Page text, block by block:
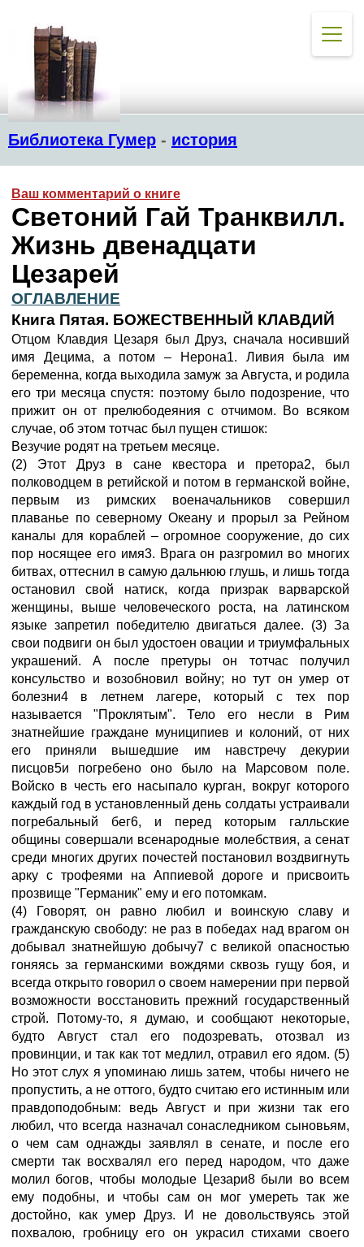
Библиотека Гумер - история
Ваш комментарий о книге
Светоний Гай Транквилл.
Жизнь двенадцати
Цезарей
ОГЛАВЛЕНИЕ
Книга Пятая. БОЖЕСТВЕННЫЙ КЛАВДИЙ
Отцом Клавдия Цезаря был Друз, сначала носивший
имя Децима, а потом – Нерона1. Ливия была им
беременна, когда выходила замуж за Августа, и родила
его три месяца спустя: поэтому было подозрение, что
прижит он от прелюбодеяния с отчимом. Во всяком
случае, об этом тотчас был пущен стишок:
Везучие родят на третьем месяце.
(2) Этот Друз в сане квестора и претора2, был
полководцем в ретийской и потом в германской войне,
первым из римских военачальников совершил
плаванье по северному Океану и прорыл за Рейном
каналы для кораблей – огромное сооружение, до сих
пор носящее его имя3. Врага он разгромил во многих
битвах, оттеснил в самую дальнюю глушь, и лишь тогда
остановил свой натиск, когда призрак варварской
женщины, выше человеческого роста, на латинском
языке запретил победителю двигаться далее. (3) За
свои подвиги он был удостоен овации и триумфальных
украшений. А после претуры он тотчас получил
консульство и возобновил войну; но тут он умер от
болезни4 в летнем лагере, который с тех пор
называется "Проклятым". Тело его несли в Рим
знатнейшие граждане муниципиев и колоний, от них
его приняли вышедшие им навстречу декурии
писцов5и погребено оно было на Марсовом поле.
Войско в честь его насыпало курган, вокруг которого
каждый год в установленный день солдаты устраивали
погребальный бег6, и перед которым галльские
общины совершали всенародные молебствия, а сенат
среди многих других почестей постановил воздвигнуть
арку с трофеями на Аппиевой дороге и присвоить
прозвище "Германик" ему и его потомкам.
(4) Говорят, он равно любил и воинскую славу и
гражданскую свободу: не раз в победах над врагом он
добывал знатнейшую добычу7 с великой опасностью
гоняясь за германскими вождями сквозь гущу боя, и
всегда открыто говорил о своем намерении при первой
возможности восстановить прежний государственный
строй. Потому-то, я думаю, и сообщают некоторые,
будто Август стал его подозревать, отозвал из
провинции, и так как тот медлил, отравил его ядом. (5)
Но этот слух я упоминаю лишь затем, чтобы ничего не
пропустить, а не оттого, будто считаю его истинным или
правдоподобным: ведь Август и при жизни так его
любил, что всегда назначал сонаследником сыновьям,
о чем сам однажды заявлял в сенате, и после его
смерти так восхвалял его перед народом, что даже
молил богов, чтобы молодые Цезари8 были во всем
ему подобны, и чтобы сам он мог умереть так же
достойно, как умер Друз. И не довольствуясь этой
похвалою, гробницу его он украсил стихами своего